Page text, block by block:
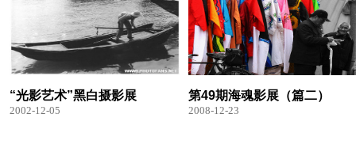
“光影艺术”黑白摄影展
2002-12-05
第49期海魂影展（篇二）
2008-12-23